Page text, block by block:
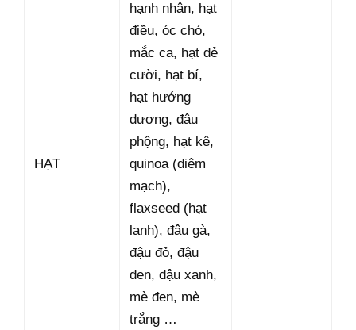
HẠT
hạnh nhân, hạt
điều, óc chó,
mắc ca, hạt dẻ
cười, hạt bí,
hạt hướng
dương, đậu
phộng, hạt kê,
quinoa (diêm
mạch),
flaxseed (hạt
lanh), đậu gà,
đậu đỏ, đậu
đen, đậu xanh,
mè đen, mè
trắng …